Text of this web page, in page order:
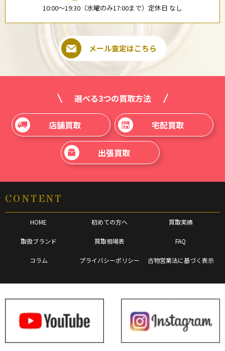
10:00〜19:30（水曜のみ17:00まで）定休日 なし
メール査定はこちら
選べる3つの買取方法
店舗買取 宅配買取
出張買取
CONTENT
HOME 初めての方へ 買取実績
取扱ブランド 買取相場表 FAQ
コラム プライバシーポリシー 古物営業法に基づく表示